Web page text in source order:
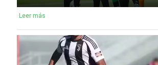
Leer más